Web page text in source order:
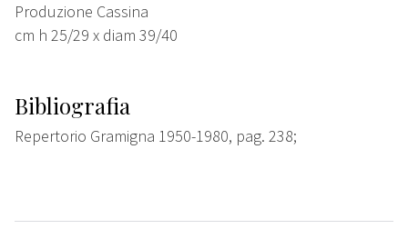
Produzione Cassina
cm h 25/29 x diam 39/40
Bibliografia
Repertorio Gramigna 1950-1980, pag. 238;